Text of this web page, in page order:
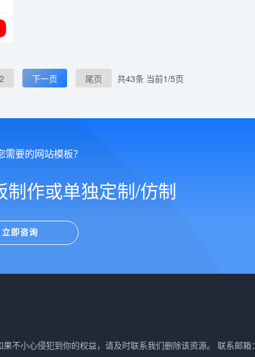
2 下一页 尾页 共43条 当前1/5页
需要的网站模板？
作或单独定制/仿制
立即咨询
不小心侵犯到你的权益，请及时联系我们删除该资源。 联系邮箱：